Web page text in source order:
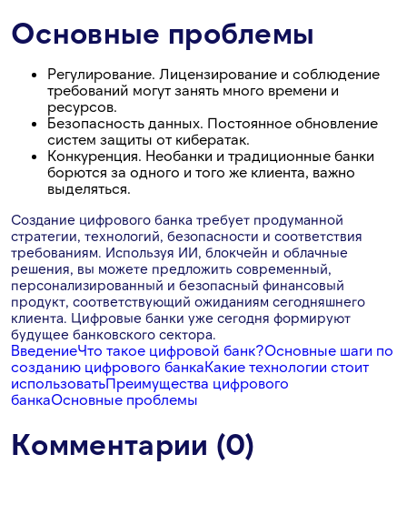
Основные проблемы
Регулирование. Лицензирование и соблюдение
требований могут занять много времени и
ресурсов.
Безопасность данных. Постоянное обновление
систем защиты от кибератак.
Конкуренция. Необанки и традиционные банки
борются за одного и того же клиента, важно
выделяться.
Создание цифрового банка требует продуманной
стратегии, технологий, безопасности и соответствия
требованиям. Используя ИИ, блокчейн и облачные
решения, вы можете предложить современный,
персонализированный и безопасный финансовый
продукт, соответствующий ожиданиям сегодняшнего
клиента. Цифровые банки уже сегодня формируют
будущее банковского сектора.
ВведениеЧто такое цифровой банк?Основные шаги по
созданию цифрового банкаКакие технологии стоит
использоватьПреимущества цифрового
банкаОсновные проблемы
Комментарии (0)